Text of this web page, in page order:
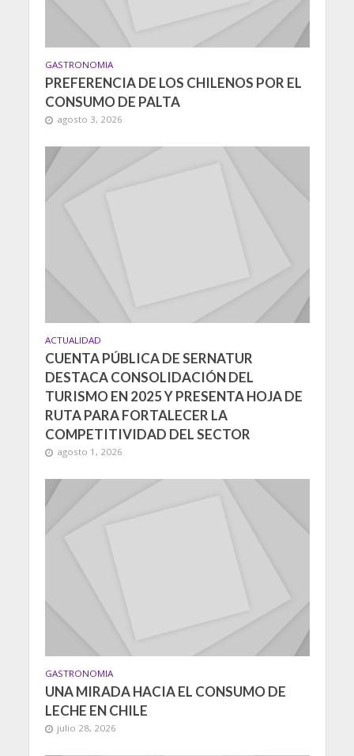
GASTRONOMIA
PREFERENCIA DE LOS CHILENOS POR EL
CONSUMO DE PALTA
agosto 3, 2026
ACTUALIDAD
CUENTA PÚBLICA DE SERNATUR
DESTACA CONSOLIDACIÓN DEL
TURISMO EN 2025 Y PRESENTA HOJA DE
RUTA PARA FORTALECER LA
COMPETITIVIDAD DEL SECTOR
agosto 1, 2026
GASTRONOMIA
UNA MIRADA HACIA EL CONSUMO DE
LECHE EN CHILE
julio 28, 2026